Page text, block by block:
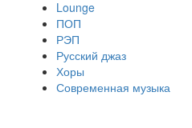
Lounge
ПОП
РЭП
Русский джаз
Хоры
Современная музыка